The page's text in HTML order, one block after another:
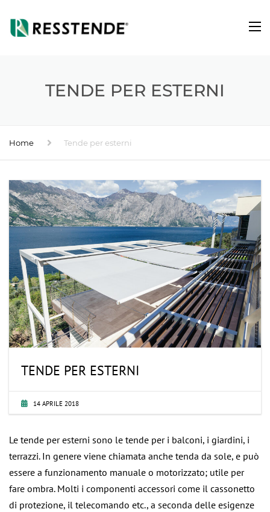
TENDE PER ESTERNI
Home Tende per esterni
TENDE PER ESTERNI
14 APRILE 2018
Le tende per esterni sono le tende per i balconi, i giardini, i
terrazzi. In genere viene chiamata anche tenda da sole, e può
essere a funzionamento manuale o motorizzato; utile per
fare ombra. Molti i componenti accessori come il cassonetto
di protezione, il telecomando etc., a seconda delle esigenze